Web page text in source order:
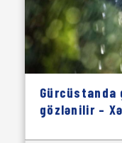
Gürcüstanda
gözlənilir –